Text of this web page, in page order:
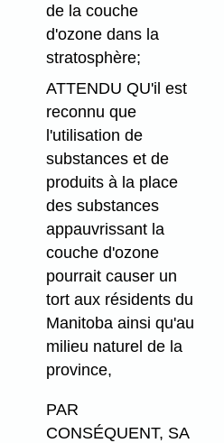
de la couche
d'ozone dans la
stratosphère;
ATTENDU QU'il est
reconnu que
l'utilisation de
substances et de
produits à la place
des substances
appauvrissant la
couche d'ozone
pourrait causer un
tort aux résidents du
Manitoba ainsi qu'au
milieu naturel de la
province,
PAR
CONSÉQUENT, SA